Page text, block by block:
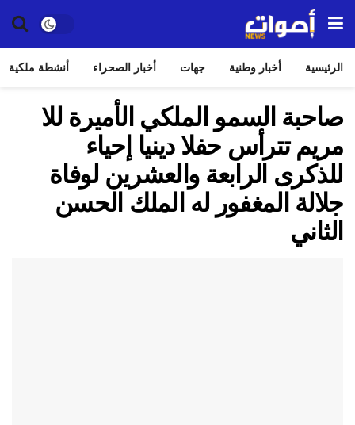
الرئيسية أخبار وطنية جهات أخبار الصحراء أنشطة ملكية
صاحبة السمو الملكي الأميرة للا
مريم تترأس حفلا دينيا إحياء
للذكرى الرابعة والعشرين لوفاة
جلالة المغفور له الملك الحسن
الثاني